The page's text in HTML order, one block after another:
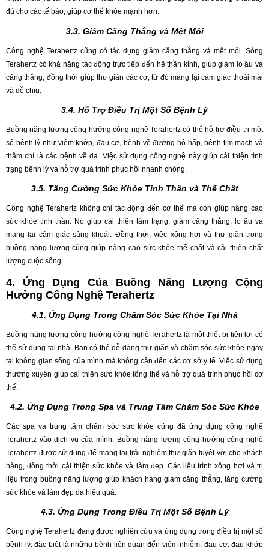
đủ cho các tế bào, giúp cơ thể khỏe mạnh hơn.
3.3. Giảm Căng Thẳng và Mệt Mỏi
Công nghệ Terahertz cũng có tác dụng giảm căng thẳng và mệt mỏi. Sóng
Terahertz có khả năng tác động trực tiếp đến hệ thần kinh, giúp giảm lo âu và
căng thẳng, đồng thời giúp thư giãn các cơ, từ đó mang lại cảm giác thoải mái
và dễ chịu.
3.4. Hỗ Trợ Điều Trị Một Số Bệnh Lý
Buồng năng lượng cộng hưởng công nghệ Terahertz có thể hỗ trợ điều trị một
số bệnh lý như viêm khớp, đau cơ, bệnh về đường hô hấp, bệnh tim mạch và
thậm chí là các bệnh về da. Việc sử dụng công nghệ này giúp cải thiện tình
trạng bệnh lý và hỗ trợ quá trình phục hồi nhanh chóng.
3.5. Tăng Cường Sức Khỏe Tinh Thần và Thể Chất
Công nghệ Terahertz không chỉ tác động đến cơ thể mà còn giúp nâng cao
sức khỏe tinh thần. Nó giúp cải thiện tâm trạng, giảm căng thẳng, lo âu và
mang lại cảm giác sảng khoái. Đồng thời, việc xông hơi và thư giãn trong
buồng năng lượng cũng giúp nâng cao sức khỏe thể chất và cải thiện chất
lượng cuộc sống.
4. Ứng Dụng Của Buồng Năng Lượng Cộng
Hưởng Công Nghệ Terahertz
4.1. Ứng Dụng Trong Chăm Sóc Sức Khỏe Tại Nhà
Buồng năng lượng cộng hưởng công nghệ Terahertz là một thiết bị tiện lợi có
thể sử dụng tại nhà. Bạn có thể dễ dàng thư giãn và chăm sóc sức khỏe ngay
tại không gian sống của mình mà không cần đến các cơ sở y tế. Việc sử dụng
thường xuyên giúp cải thiện sức khỏe tổng thể và hỗ trợ quá trình phục hồi cơ
thể.
4.2. Ứng Dụng Trong Spa và Trung Tâm Chăm Sóc Sức Khỏe
Các spa và trung tâm chăm sóc sức khỏe cũng đã ứng dụng công nghệ
Terahertz vào dịch vụ của mình. Buồng năng lượng cộng hưởng công nghệ
Terahertz được sử dụng để mang lại trải nghiệm thư giãn tuyệt vời cho khách
hàng, đồng thời cải thiện sức khỏe và làm đẹp. Các liệu trình xông hơi và trị
liệu trong buồng năng lượng giúp khách hàng giảm căng thẳng, tăng cường
sức khỏe và làm đẹp da hiệu quả.
4.3. Ứng Dụng Trong Điều Trị Một Số Bệnh Lý
Công nghệ Terahertz đang được nghiên cứu và ứng dụng trong điều trị một số
bệnh lý, đặc biệt là những bệnh liên quan đến viêm nhiễm, đau cơ, đau khớp